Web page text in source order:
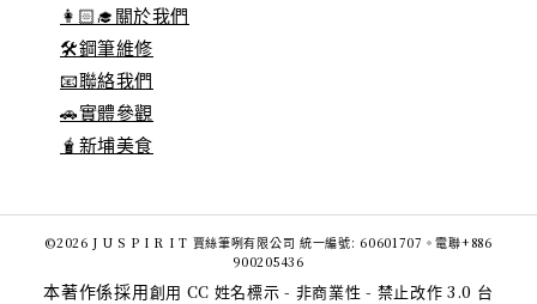
👩🏻‍🎓關於我們
🛠️鋼筆維修
📧聯絡我們
🚗實體參觀
🧋新埔美食
©2026 J U S P I R I T 賈絲筆咧有限公司 統一編號: 60601707。電聯+886
900205436
本著作係採用創用 CC 姓名標示 - 非商業性 - 禁止改作 3.0 台